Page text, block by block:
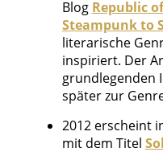
Blog Republic
Steampunk to
literarische
inspiriert. Der
grundlegenden
später zur
2012 erscheint
mit dem Titel